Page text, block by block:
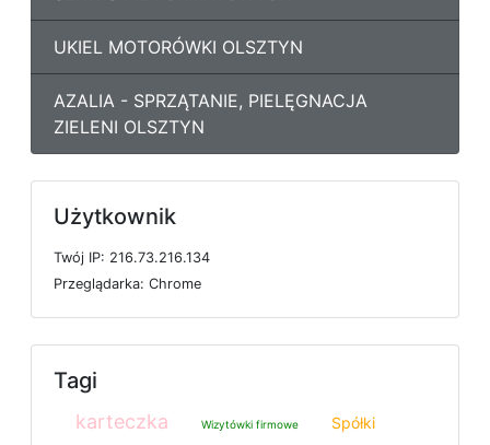
UKIEL MOTORÓWKI OLSZTYN
AZALIA - SPRZĄTANIE, PIELĘGNACJA
ZIELENI OLSZTYN
Użytkownik
Twój IP: 216.73.216.134
Przeglądarka: Chrome
Tagi
karteczka Wizytówki firmowe Spółki